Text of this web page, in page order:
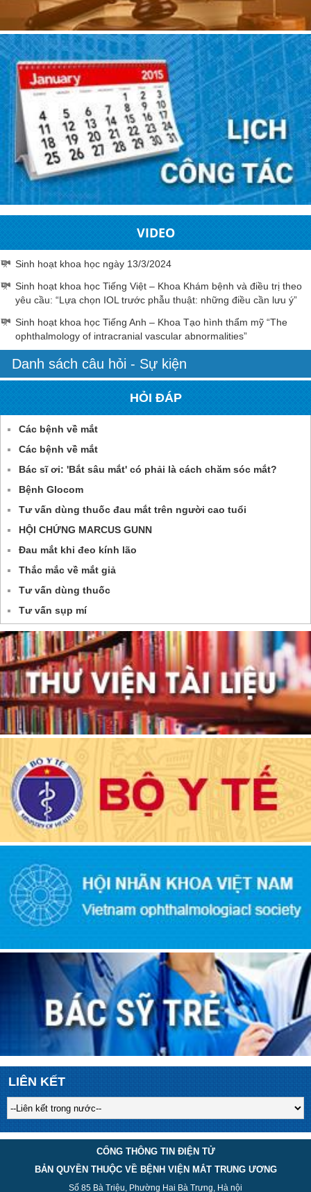
VIDEO
Sinh hoạt khoa học ngày 13/3/2024
Sinh hoạt khoa học Tiếng Việt – Khoa Khám bệnh và điều trị theo
yêu cầu: “Lựa chọn IOL trước phẫu thuật: những điều cần lưu ý”
Sinh hoạt khoa học Tiếng Anh – Khoa Tạo hình thẩm mỹ “The
ophthalmology of intracranial vascular abnormalities”
Danh sách câu hỏi - Sự kiện
HỎI ĐÁP
Các bệnh về mắt
Các bệnh về mắt
Bác sĩ ơi: 'Bắt sâu mắt' có phải là cách chăm sóc mắt?
Bệnh Glocom
Tư vấn dùng thuốc đau mắt trên người cao tuổi
HỘI CHỨNG MARCUS GUNN
Đau mắt khi đeo kính lão
Thắc mắc về mắt giả
Tư vấn dùng thuốc
Tư vấn sụp mí
LIÊN KẾT
CỔNG THÔNG TIN ĐIỆN TỬ
BẢN QUYỀN THUỘC VỀ BỆNH VIỆN MẮT TRUNG ƯƠNG
Số 85 Bà Triệu, Phường Hai Bà Trưng, Hà nội